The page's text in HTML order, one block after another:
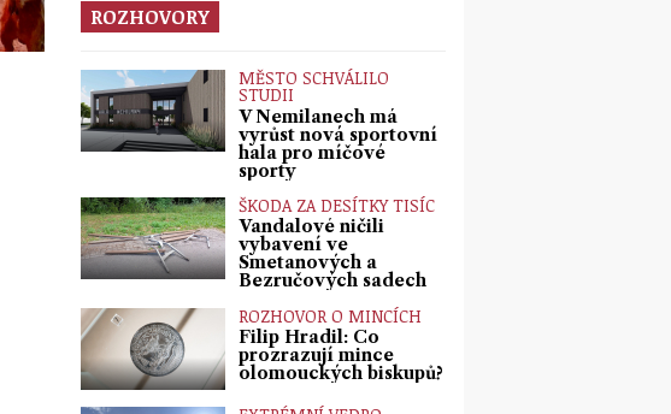
ROZHOVORY
MĚSTO SCHVÁLILO
STUDII
V Nemilanech má
vyrůst nová sportovní
hala pro míčové
sporty
ŠKODA ZA DESÍTKY TISÍC
Vandalové ničili
vybavení ve
Smetanových a
Bezručových sadech
ROZHOVOR O MINCÍCH
Filip Hradil: Co
prozrazují mince
olomouckých biskupů?